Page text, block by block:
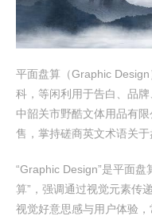
平面盘算（Graphic
科，等闲利用于告白、品
中韶关市野酷文体用品有
售，掌持磋商英文术语关于
“Graphic Design”是平面盘
算”，强调通过视觉元素传
视觉好意思感与用户体验，